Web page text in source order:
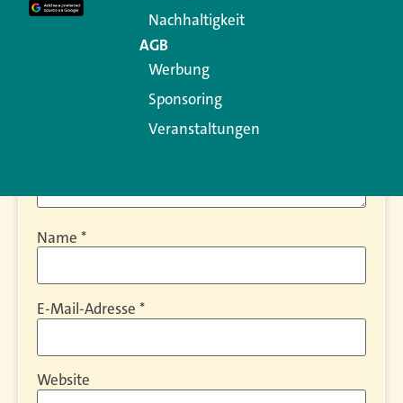
Kommentar
Name *
E-Mail-Adresse *
Website
Nachhaltigkeit
AGB
Werbung
Sponsoring
Veranstaltungen